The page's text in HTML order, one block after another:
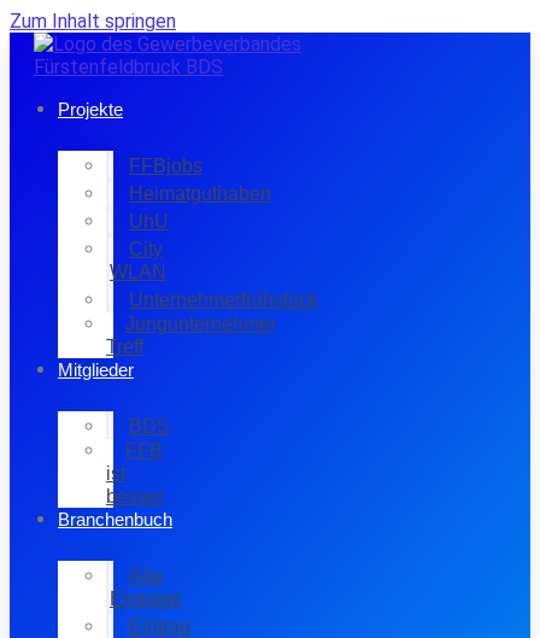
Zum Inhalt springen
Projekte
FFBjobs
Heimatguthaben
UhU
City
WLAN
Unternehmerfrühstück
Jungunternehmer
Treff
Mitglieder
BDS
FFB
ist
besser
Branchenbuch
Alle
Einträge
Eintrag